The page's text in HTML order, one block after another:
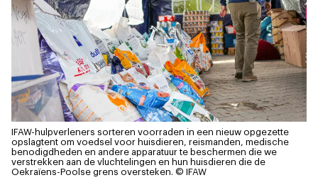
IFAW-hulpverleners sorteren voorraden in een nieuw opgezette
opslagtent om voedsel voor huisdieren, reismanden, medische
benodigdheden en andere apparatuur te beschermen die we
verstrekken aan de vluchtelingen en hun huisdieren die de
Oekraïens-Poolse grens oversteken. © IFAW